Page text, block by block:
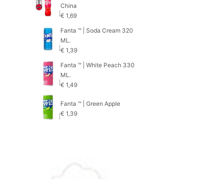
China
€ 1,69
Fanta ™ | Soda Cream 320
ML.
€ 1,39
Fanta ™ | White Peach 330
ML.
€ 1,49
Fanta ™ | Green Apple
€ 1,39